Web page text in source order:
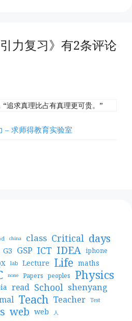
力复习》有2条评论
追求真理比占有真理更可贵。”
– 求师得教育实验室
china class Critical days
G3 GSP ICT IDEA iphone
lab Lecture Life maths
none Papers peoples Physics
read School shenyang
Teach Teacher Test
web web 人